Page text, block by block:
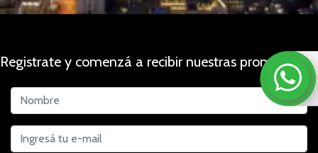
Registrate y comenzá a recibir nuestras promociones